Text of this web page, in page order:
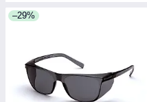
–29%